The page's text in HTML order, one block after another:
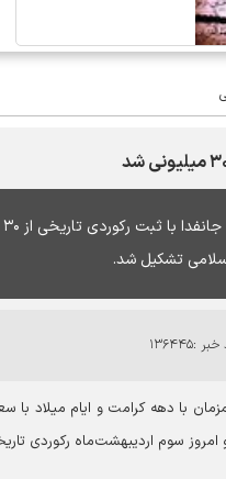
تشکیل شد.
خبر :۱۳۶۴۴۵
امروز سوم اردیبهشت‌ماه رکوردی